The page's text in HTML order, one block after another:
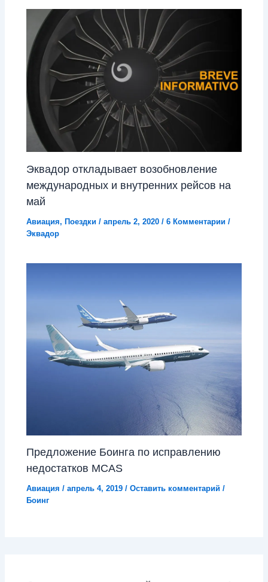
Эквадор откладывает возобновление
международных и внутренних рейсов на
май
Авиация,Поездки /апрель 2, 2020/6 Комментарии /
Эквадор
Предложение Боинга по исправлению
недостатков MCAS
Авиация /апрель 4, 2019/Оставить комментарий /
Боинг